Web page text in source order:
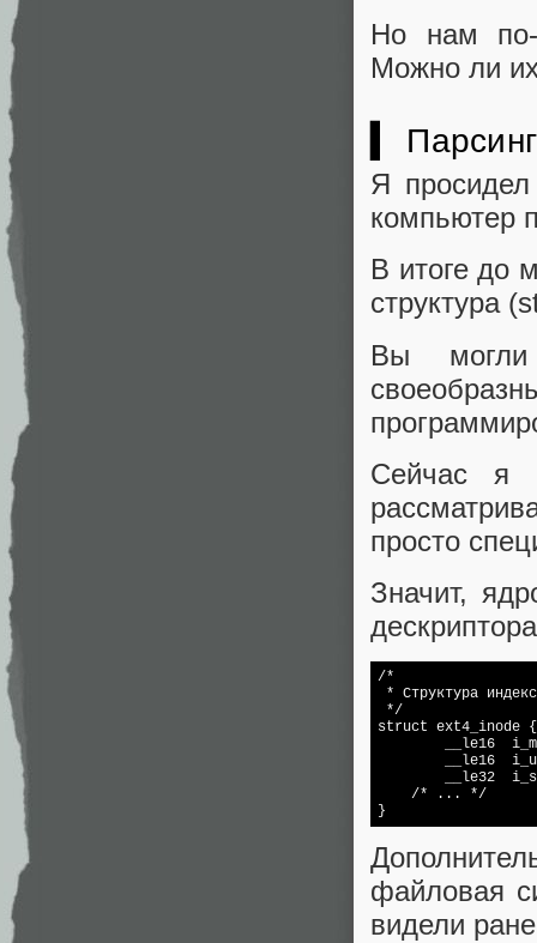
Но нам по-
Можно ли
▍
Я
компьютер
В итоге до
структура
Вы могли
Сейчас я
просто
Значит,
/*
* Структура
*/
struct ext4_inode {
    /* ... */
}
файловая
видели